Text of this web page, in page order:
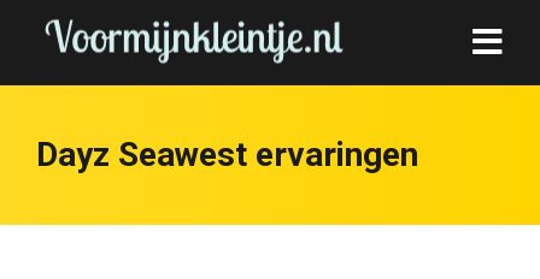
Dayz Seawest ervaringen